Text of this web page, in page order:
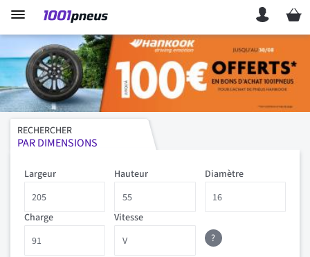
Mon
RECHERCHER
PAR DIMENSIONS
Diamètre
Hauteur
Charge
?
Vitesse
Largeur